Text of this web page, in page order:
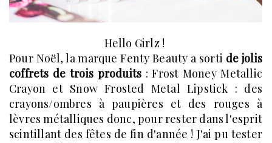
Hello Girlz !
Pour Noël, la marque Fenty Beauty a sorti de jolis
coffrets de trois produits : Frost Money Metallic
Crayon et Snow Frosted Metal Lipstick : des
crayons/ombres à paupières et des rouges à
lèvres métalliques donc, pour rester dans l'esprit
scintillant des fêtes de fin d'année ! J'ai pu tester